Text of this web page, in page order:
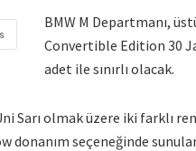
BMW M Departmanı,
Convertible Edition 30
adet ile sınırlı olacak.
Sarı olmak üzere iki farklı
donanım seçeneğinde